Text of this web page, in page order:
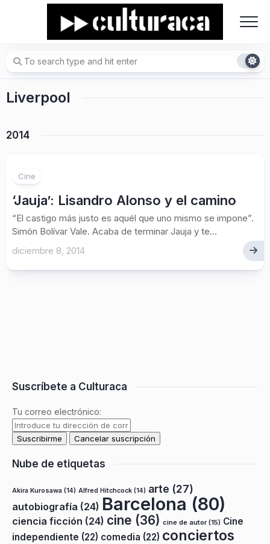
Liverpool
2014
Cine
‘Jauja’: Lisandro Alonso y el camino
“El castigo más justo es aquél que uno mismo se impone”.
Simón Bolívar Vale. Acaba de terminar Jauja y te...
diciembre 8, 2014
Suscríbete a Culturaca
Tu correo electrónico:
Nube de etiquetas
Akira Kurosawa (14) Alfred Hitchcock (14) arte (27)
autobiografía (24) Barcelona (80)
ciencia ficción (24) cine (36) cine de autor(15) Cine
independiente (22) comedia (22) conciertos